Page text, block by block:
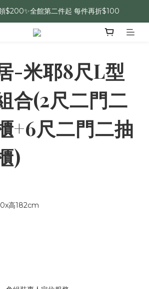
$200✨全館第二件起 每件再折$100
-米耶8尺L型
合(2尺二門二
+6尺二門二抽
)
高182cm